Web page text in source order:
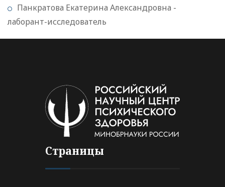
Панкратова Екатерина Александровна -
лаборант-исследователь
Страницы